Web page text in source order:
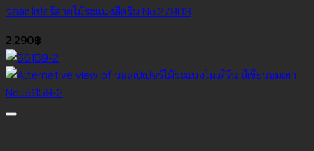
วอลเปเปอร์ลายไม้ระแนงสีครีม No.27903
2,290฿